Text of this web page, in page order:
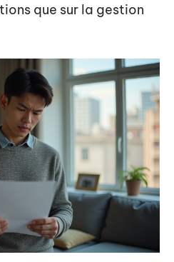
que sur la gestion